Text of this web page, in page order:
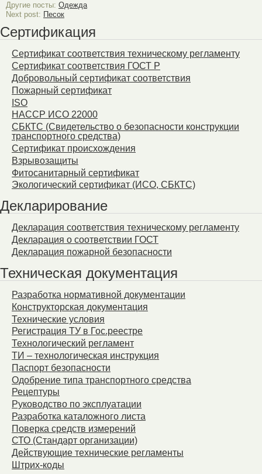
Другие посты: Одежда
Next post: Песок
Сертификация
Сертификат соответствия техническому регламенту
Сертификат соответствия ГОСТ Р
Добровольный сертификат соответствия
Пожарный сертификат
ISO
HACCP ИСО 22000
СБКТС (Свидетельство о безопасности конструкции
транспортного средства)
Сертификат происхождения
Взрывозащиты
Фитосанитарный сертификат
Экологический сертификат (ИСО, СБКТС)
Декларирование
Декларация соответствия техническому регламенту
Декларация о соответствии ГОСТ
Декларация пожарной безопасности
Техническая документация
Разработка нормативной документации
Конструкторская документация
Технические условия
Регистрация ТУ в Гос.реестре
Технологический регламент
ТИ – технологическая инструкция
Паспорт безопасности
Одобрение типа транспортного средства
Рецептуры
Руководство по эксплуатации
Разработка каталожного листа
Поверка средств измерений
СТО (Стандарт организации)
Действующие технические регламенты
Штрих-коды